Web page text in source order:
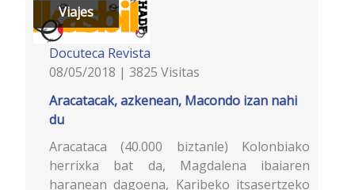
Viajes
Docuteca Revista
08/05/2018 | 3825 Visitas
Aracatacak, azkenean, Macondo izan nahi
du
Aracataca (40.000 biztanle) Kolonbiako
herrixka bat da, Magdalena ibaiaren
haranean dagoena, Karibeko itsasertzeko